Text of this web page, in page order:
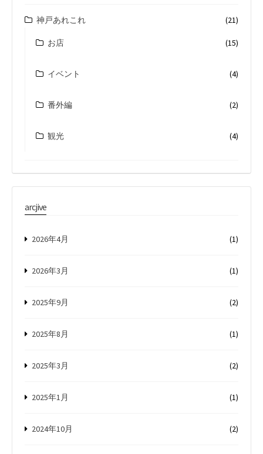
神戸あれこれ (21)
お店 (15)
イベント (4)
番外編 (2)
観光 (4)
arcjive
2026年4月 (1)
2026年3月 (1)
2025年9月 (2)
2025年8月 (1)
2025年3月 (2)
2025年1月 (1)
2024年10月 (2)